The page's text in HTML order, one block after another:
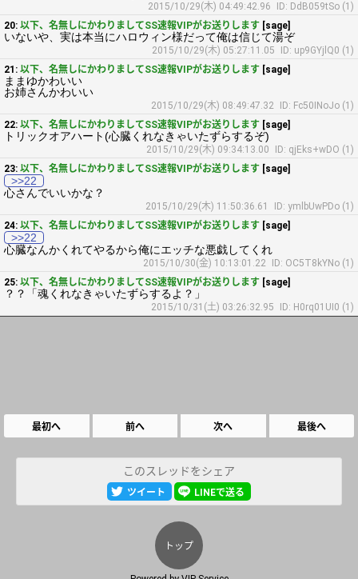
2015/10/29(木) 04:49:42.96
ID: DdB059tSo (1)
20: 以下、名無しにかわりましてSS速報VIPがお送りします [sage]
いないや、実は本当にハロウィン様だって俺は信じて湯ぞ
2015/10/29(木) 05:27:11.05
ID: up9GYjlQ0 (1)
21: 以下、名無しにかわりましてSS速報VIPがお送りします [sage]
ままゆかわいい
お姉さんかわいい
2015/10/29(木) 08:49:47.32
ID: Fc50INoJo (1)
22: 以下、名無しにかわりましてSS速報VIPがお送りします [sage]
トリックオアハート(心臓くれなきゃいたずらするぞ)
2015/10/29(木) 09:34:13.00
ID: qjEks+wDO (1)
23: 以下、名無しにかわりましてSS速報VIPがお送りします [sage]
>>22
心さんでいいかな？
2015/10/29(木) 11:50:36.61
ID: ymlbUwPDo (1)
24: 以下、名無しにかわりましてSS速報VIPがお送りします [sage]
>>22
心臓なんかくれてやるから俺にエッチな悪戯してくれ
2015/10/30(金) 10:13:01.22
ID: OC5T8kYNo (1)
25: 以下、名無しにかわりましてSS速報VIPがお送りします [sage]
？？「魂くれなきゃいたずらするよ？」
2015/10/31(土) 03:26:32.95 ID: H0rq01UI0 (1)
最初へ 前へ 次へ 最後へ
このスレッドをシェア
ツイート LINEで送る
トップ